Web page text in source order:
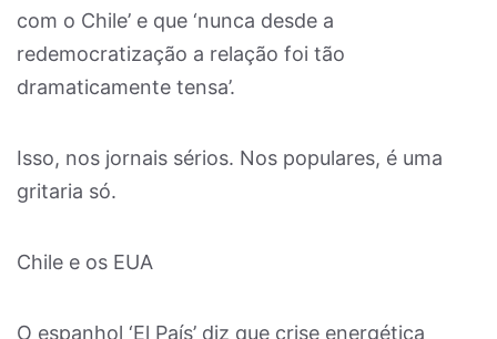
com o Chile’ e que ‘nunca desde a
redemocratização a relação foi tão
dramaticamente tensa’.
Isso, nos jornais sérios. Nos populares, é uma
gritaria só.
Chile e os EUA
O espanhol ‘El País’ diz que crise energética